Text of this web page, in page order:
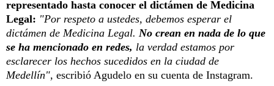
representado hasta conocer el dictámen de Medicina
Legal: "Por respeto a ustedes, debemos esperar el
dictámen de Medicina Legal. No crean en nada de lo que
se ha mencionado en redes, la verdad estamos por
esclarecer los hechos sucedidos en la ciudad de
Medellín", escribió Agudelo en su cuenta de Instagram.